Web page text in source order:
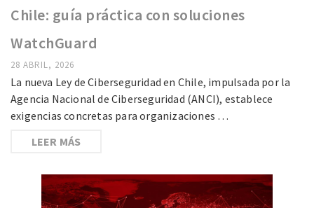
Chile: guía práctica con soluciones
WatchGuard
28 ABRIL, 2026
La nueva Ley de Ciberseguridad en Chile, impulsada por la
Agencia Nacional de Ciberseguridad (ANCI), establece
exigencias concretas para organizaciones …
LEER MÁS